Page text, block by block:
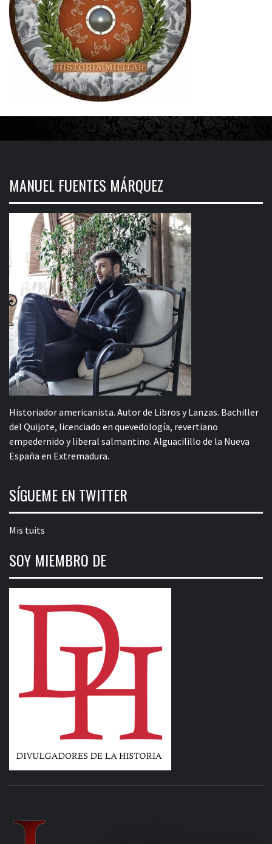
MANUEL FUENTES MÁRQUEZ
Historiador americanista. Autor de Libros y Lanzas. Bachiller
del Quijote, licenciado en quevedología, revertiano
empedernido y liberal salmantino. Alguacilillo de la Nueva
España en Extremadura.
SÍGUEME EN TWITTER
Mis tuits
SOY MIEMBRO DE